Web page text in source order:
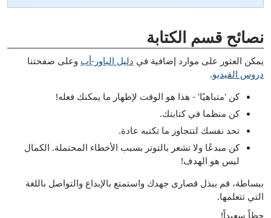
نصائح قسم الكتابة
يمكن العثور على موارد إضافية فيدليل الباور-أبوعلى صفحتنا
دروس الفيديو.
كن 'متباهيًا' - هذا هو الوقت لإظهار ما يمكنك فعله!
كن منظما في كتابتك.
تحد نفسك لتتجاوز ما تكتبه عادة.
كن مبدعًا ولا تشعر بالتوتر بسبب الأخطاء المحتملة. الكمال
ليس هو الهدف!
ببساطة، قم ببذل قصارى جهدك واستمتع بالإبداع والتواصل باللغة
التي تتعلمها.
حظاً سعيداً!